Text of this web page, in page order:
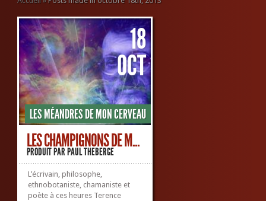
LES MÉANDRES DE MON CERVEAU
OCT
18
LES CHAMPIGNONS DE M...
PRODUIT PARPAUL THEBERGE
L’écrivain, philosophe,
ethnobotaniste, chamaniste et
poète à ces heures Terence